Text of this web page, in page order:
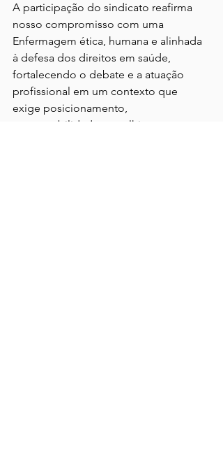
A participação do sindicato reafirma
nosso compromisso com uma
Enfermagem ética, humana e alinhada
à defesa dos direitos em saúde,
fortalecendo o debate e a atuação
profissional em um contexto que
exige posicionamento,
responsabilidade e acolhimento.